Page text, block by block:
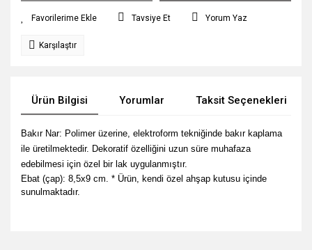
Tavsiye Et Yorum Yaz
Karşılaştır
Ürün Bilgisi Yorumlar Taksit Seçenekleri
Bakır Nar: Polimer üzerine, elektroform tekniğinde bakır kaplama
ile üretilmektedir. Dekoratif özelliğini uzun süre muhafaza
edebilmesi için özel bir lak uygulanmıştır.
Ebat (çap): 8,5x9 cm. * Ürün, kendi özel ahşap kutusu içinde
sunulmaktadır.